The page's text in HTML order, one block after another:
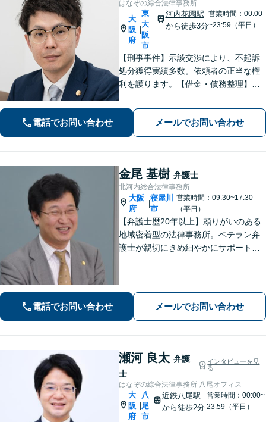
はなぞの綜合法律事務所
大
阪
府
東
大
阪
市
河内花園駅
から徒歩3分
営業時間：00:00
~23:59（平日）
【刑事事件】示談交渉により、不起訴
処分獲得実績多数。依頼者の正当な権
利を護ります。【借金・債務整理】借
問題】不貞慰謝料の獲得、減額実績多
数。独りで悩まず、先ずはお話をお聞
かせ下さい。【土日・夜間対応可】
電話でお問い合わせ メールでお問い合わせ
金尾 基樹 弁護士
北河内総合法律事務所
大阪
府
|
寝屋川
市
営業時間：09:30~17:30
（平日）
【弁護士歴20年以上】頼りがいのある
地域密着型の法律事務所。ベテラン弁
護士が親切にきめ細やかにサポートし
料（一部除く）】【夜間・休日の相談
電話でお問い合わせ メールでお問い合わせ
瀬河 良太 弁護
士
インタビューを見
る
はなぞの綜合法律事務所 八尾オフィス
大
阪
府
八
尾
市
近鉄八尾駅
から徒歩2分
営業時間：00:00~
23:59（平日）